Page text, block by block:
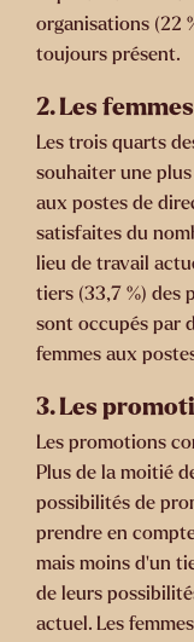
organisations (22
toujours présent.
2. Les
Les trois quarts
souhaiter une
aux postes de
satisfaites du
lieu de travail
tiers (33,7 %) des
sont occupés par
femmes aux
3. Les
Les promotions
Plus de la moitié
possibilités de
prendre en
mais moins d'un
de leurs
actuel. Les